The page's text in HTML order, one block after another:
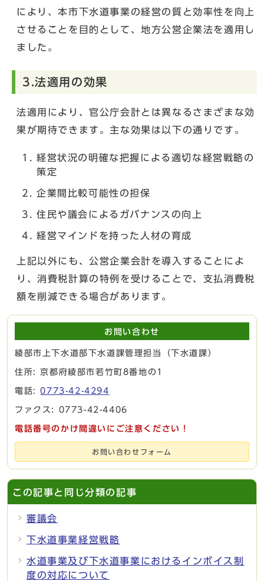
により、本市下水道事業の経営の質と効率性を向上
させることを目的として、地方公営企業法を適用し
ました。
3.法適用の効果
法適用により、官公庁会計とは異なるさまざまな効
果が期待できます。主な効果は以下の通りです。
経営状況の明確な把握による適切な経営戦略の
策定
企業間比較可能性の担保
住民や議会によるガバナンスの向上
経営マインドを持った人材の育成
上記以外にも、公営企業会計を導入することによ
り、消費税計算の特例を受けることで、支払消費税
額を削減できる場合があります。
お問い合わせ
綾部市上下水道部下水道課管理担当（下水道課）
住所: 京都府綾部市若竹町8番地の1
電話:0773-42-4294
ファクス: 0773-42-4406
電話番号のかけ間違いにご注意ください！
お問い合わせフォーム
この記事と同じ分類の記事
審議会
下水道事業経営戦略
水道事業及び下水道事業におけるインボイス制
度の対応について